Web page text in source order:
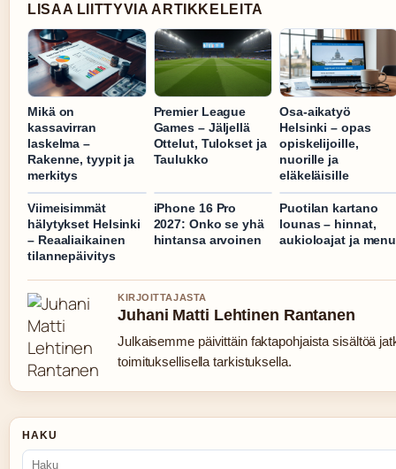
LISAA LIITTYVIA ARTIKKELEITA
Mikä on
kassavirran
laskelma –
Rakenne, tyypit ja
merkitys
Premier League
Games – Jäljellä
Ottelut, Tulokset ja
Taulukko
Osa-aikatyö
Helsinki – opas
opiskelijoille,
nuorille ja
eläkeläisille
Viimeisimmät
hälytykset Helsinki
– Reaaliaikainen
tilannepäivitys
iPhone 16 Pro
2027: Onko se yhä
hintansa arvoinen
Puotilan kartano
lounas – hinnat,
aukioloajat ja menu
KIRJOITTAJASTA
Juhani Matti Lehtinen Rantanen
Julkaisemme päivittäin faktapohjaista sisältöä
toimituksellisella tarkistuksella.
HAKU